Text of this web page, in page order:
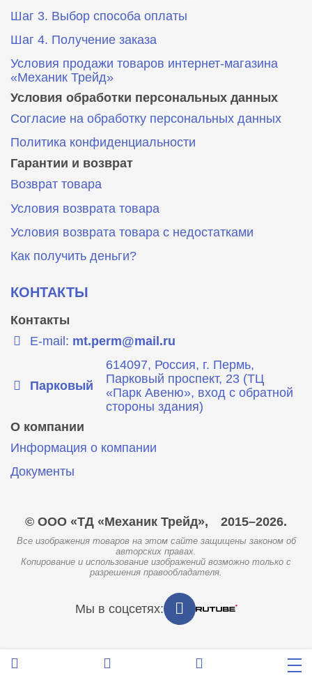
Шаг 3. Выбор способа оплаты
Шаг 4. Получение заказа
Условия продажи товаров интернет-магазина
«Механик Трейд»
Условия обработки персональных данных
Согласие на обработку персональных данных
Политика конфиденциальности
Гарантии и возврат
Возврат товара
Условия возврата товара
Условия возврата товара с недостатками
Как получить деньги?
КОНТАКТЫ
Контакты
E-mail: mt.perm@mail.ru
Парковый
614097, Россия, г. Пермь,
Парковый проспект, 23 (ТЦ
«Парк Авеню», вход с обратной
стороны здания)
О компании
Информация о компании
Документы
© ООО «ТД «Механик Трейд», 2015–2026.
Все изображения товаров на этом сайте защищены законом об
авторских правах.
Копирование и использование изображений возможно только с
разрешения правообладателя.
Мы в соцсетях: